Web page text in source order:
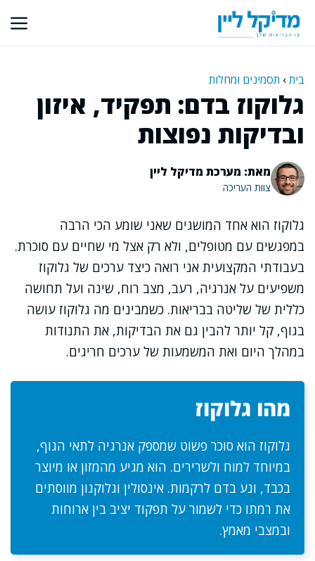
לתוכן
בית› תסמינים ומחלות
גלוקוז בדם: תפקיד, איזון
ובדיקות נפוצות
מאת: מערכת מדיקל ליין
צוות העריכה
גלוקוז הוא אחד המושגים שאני שומע הכי הרבה
במפגשים עם מטופלים, ולא רק אצל מי שחיים עם סוכרת.
בעבודתי המקצועית אני רואה כיצד ערכים של גלוקוז
משפיעים על אנרגיה, רעב, מצב רוח, שינה ועל תחושה
כללית של שליטה בבריאות. כשמבינים מה גלוקוז עושה
בגוף, קל יותר להבין גם את הבדיקות, את התנודות
במהלך היום ואת המשמעות של ערכים חריגים.
מהו גלוקוז
גלוקוז הוא סוכר פשוט שמספק אנרגיה לתאי הגוף,
במיוחד למוח ולשרירים. הוא מגיע מהמזון או מיוצר
בכבד, ונע בדם לרקמות. אינסולין וגלוקגון מווסתים
את רמתו כדי לשמור על תפקוד יציב בין ארוחות
ובמצבי מאמץ.